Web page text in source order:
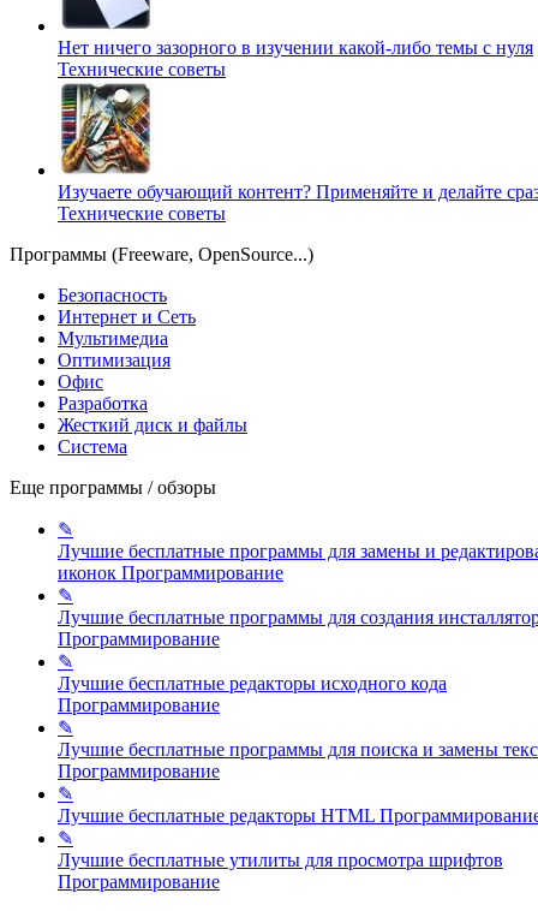
Нет ничего зазорного в изучении какой-либо темы с нуля
Технические советы
Изучаете обучающий контент? Применяйте и делайте
Технические советы
Программы (Freeware, OpenSource...)
Безопасность
Интернет и Сеть
Мультимедиа
Оптимизация
Офис
Разработка
Жесткий диск и файлы
Система
Еще программы / обзоры
✎
Лучшие бесплатные программы для замены и
иконок Программирование
✎
Лучшие бесплатные программы для создания
Программирование
✎
Лучшие бесплатные редакторы исходного кода
Программирование
✎
Лучшие бесплатные программы для поиска и замены
Программирование
✎
Лучшие бесплатные редакторы HTML
✎
Лучшие бесплатные утилиты для просмотра шрифтов
Программирование